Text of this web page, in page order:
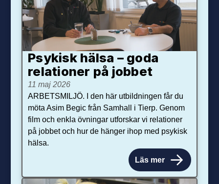
Psykisk hälsa – goda
relationer på jobbet
11 maj 2026
ARBETSMILJÖ. I den här utbildningen får du
möta Asim Begic från Samhall i Tierp. Genom
film och enkla övningar utforskar vi relationer
på jobbet och hur de hänger ihop med psykisk
hälsa.
Läs mer